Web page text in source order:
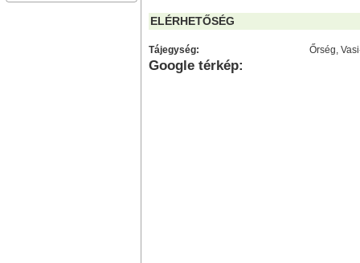
ELÉRHETŐSÉG
Tájegység: Őrség,
Google térkép: